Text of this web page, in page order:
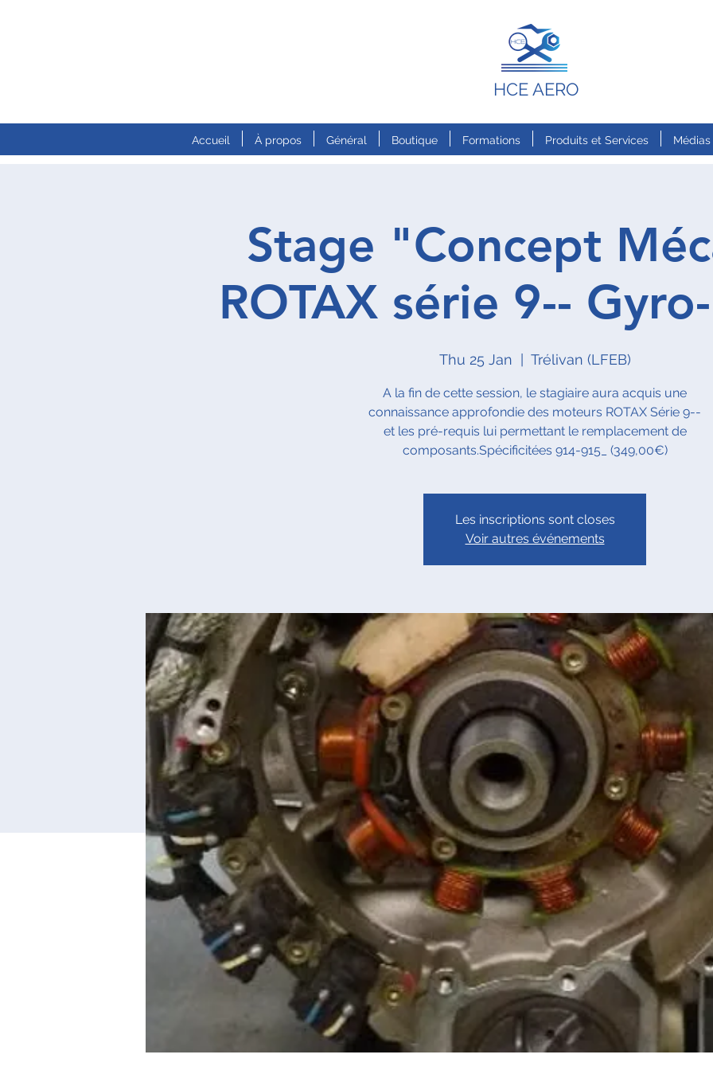
HCE AERO
Accueil À propos Général Boutique Formations Produits et Services Médias
Stage "Concept
ROTAX série 9--
Thu 25 Jan
  |
Trélivan (LFEB)
A la fin de cette session, le stagiaire aura acquis une
connaissance approfondie des moteurs ROTAX Série 9--
et les pré-requis lui permettant le remplacement de
composants.Spécificitées 914-915_ (349,00€)
Les inscriptions sont closes
Voir autres événements